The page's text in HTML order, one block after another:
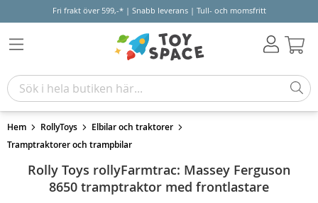
Fri frakt över 599,-* | Snabb leverans | Tull- och momsfritt
Hem RollyToys
Elbilar och traktorer
Tramptraktorer och trampbilar
Rolly Toys rollyFarmtrac: Massey Ferguson
8650 tramptraktor med frontlastare